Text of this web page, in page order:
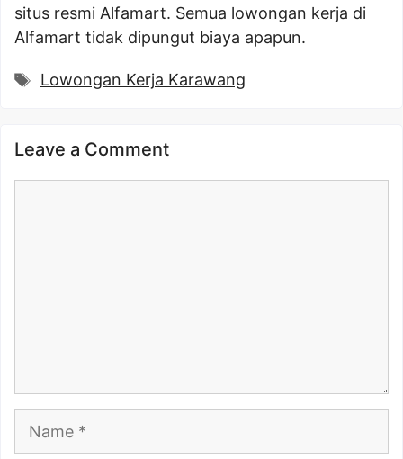
situs resmi Alfamart. Semua lowongan kerja di
Alfamart tidak dipungut biaya apapun.
Tags
Lowongan Kerja Karawang
Leave a Comment
Name